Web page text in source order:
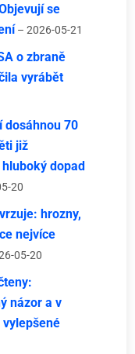
se
– 2026-05-21
o zbraně
vyrábět
dosáhnou 70
již
dopad
20
hrozny,
nejvíce
05-20
názor a v